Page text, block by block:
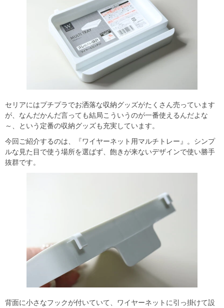
セリアにはプチプラでお洒落な収納グッズがたくさん売っています
が、なんだかんだ言っても結局こういうのが一番使えるんだよな
～、という定番の収納グッズも充実しています。
今回ご紹介するのは、『ワイヤーネット用マルチトレー』。シンプ
ルな見た目で使う場所を選ばず、飽きが来ないデザインで使い勝手
抜群です。
背面に小さなフックが付いていて、ワイヤーネットに引っ掛けて設